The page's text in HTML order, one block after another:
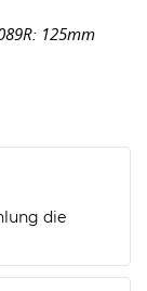
125mm
die